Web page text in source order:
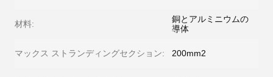
材料:
銅とアルミニウムの
導体
マックス ストランディングセクション: 200mm2